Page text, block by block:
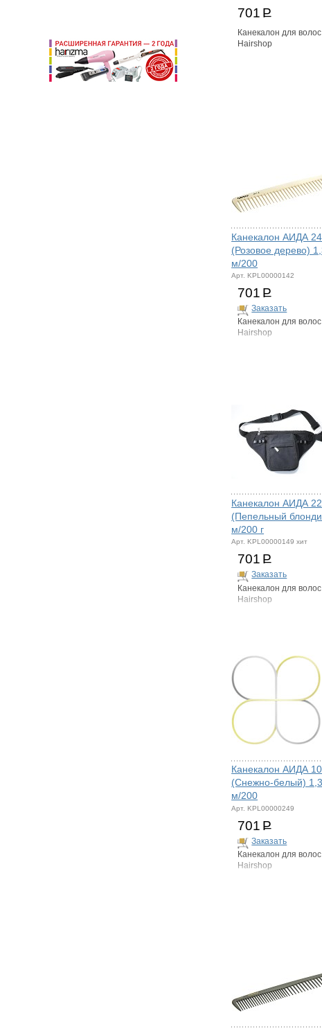
701 Р
Канекалон для волос
Hairshop
Канекалон АИДА
(Розовое дерево)
м/200
Арт. KPL00000142
701 Р
Заказать
Канекалон для волос
Hairshop
Канекалон АИДА 22
(Пепельный
м/200 г
Арт. KPL00000149 хит
701 Р
Заказать
Канекалон для волос
Hairshop
Канекалон АИДА
(Снежно-белый) 1,3
м/200
Арт. KPL00000249
701 Р
Заказать
Канекалон для волос
Hairshop